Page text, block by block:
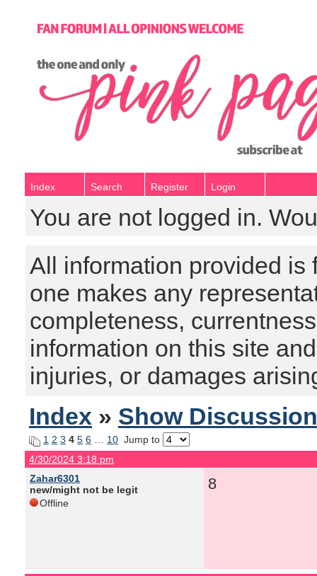
Index Search Register Login
You are not logged in.
All information provided is
one makes any
completeness,
information on this site
injuries, or damages
Index » Show
1 2 3 4 5 6 10 Jump to
4/30/2024 3:18 pm
Zahar6301
new/might not be legit
Offline
8